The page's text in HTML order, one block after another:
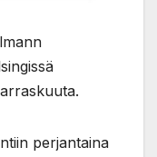
perjantaina